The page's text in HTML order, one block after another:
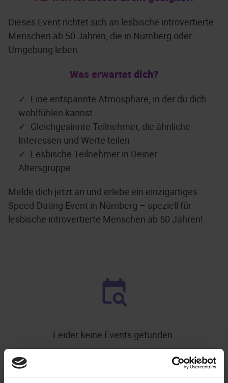
Dieses Event richtet sich an lesbische introvertierte
Menschen ab 50 Jahren, die in Nürnberg oder
Umgebung leben.
Was erwartet dich?
Eine entspannte Atmosphäre, in der du dich
wohlfühlen kannst
Gleichgesinnte Teilnehmer, die ähnliche
Interessen und Werte teilen
Lesbische Teilnehmer in Deiner
Altersgruppe
Melde dich jetzt an und erlebe ein einzigartiges
Speed-Dating Event in Nürnberg – speziell für
lesbische introvertierte Menschen ab 50 Jahren!
Leider keine Events gefunden.